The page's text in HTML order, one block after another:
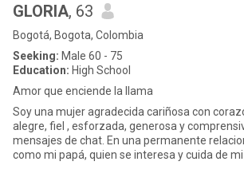
GLORIA, 63
Bogotá, Bogota, Colombia
Seeking: Male 60 - 75
Education: High School
Amor que enciende la llama
Soy una mujer agradecida cariñosa con
alegre, fiel , esforzada, generosa y comprensiva. Solo enviarme
mensajes de chat. En una permanente
como mi papá, quien se interesa y cuida de